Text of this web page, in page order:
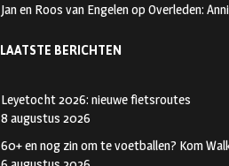
Jan en Roos van Engelenop Overleden:
LAATSTE BERICHTEN
Leyetocht 2026: nieuwe fietsroutes
8 augustus 2026
60+ en nog zin om te voetballen? Kom